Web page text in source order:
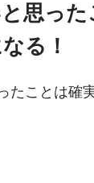
思った
なる！
たことは確